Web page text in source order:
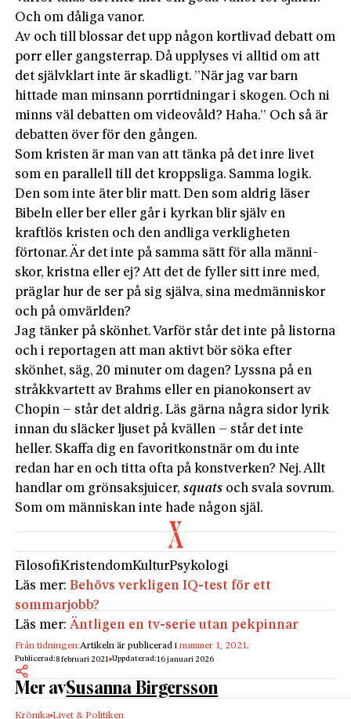
Och om dåliga vanor.
Av och till blossar det upp någon kortlivad debatt om
porr eller gangsterrap. Då upplyses vi alltid om att
det självklart inte är skadligt. ”När jag var barn
hittade man minsann porrtidningar i skogen. Och ni
minns väl debatten om videovåld? Haha.” Och så är
debatten över för den gången.
Som kristen är man van att tänka på det inre livet
som en parallell till det kroppsliga. Samma logik.
Den som inte äter blir matt. Den som aldrig läser
Bibeln eller ber eller går i kyrkan blir själv en
kraftlös kristen och den andliga verkligheten
förtonar. Är det inte på samma sätt för alla männi­
skor, kristna eller ej? Att det de fyller sitt inre med,
präglar hur de ser på sig själva, sina medmänniskor
och på omvärlden?
Jag tänker på skönhet. Varför står det inte på listorna
och i reportagen att man aktivt bör söka efter
skönhet, säg, 20 minuter om dagen? Lyssna på en
stråkkvartett av Brahms eller en pianokonsert av
Chopin – står det aldrig. Läs gärna några sidor lyrik
innan du släcker ljuset på kvällen – står det inte
heller. Skaffa dig en favoritkonstnär om du inte
redan har en och titta ofta på konstverken? Nej. Allt
handlar om grönsaksjuicer,squats och svala sovrum.
Som om människan inte hade någon själ.
FilosofiKristendomKulturPsykologi
Läs mer:Behövs verkligen IQ-test för ett
sommarjobb?
Läs mer:Äntligen en tv-serie utan pekpinnar
Från tidningen:Artikeln är publicerad inummer 1, 2021.
Publicerad:8 februari 2021 Uppdaterad:16 januari 2026
Mer avSusanna Birgersson
Krönika Livet & Politiken